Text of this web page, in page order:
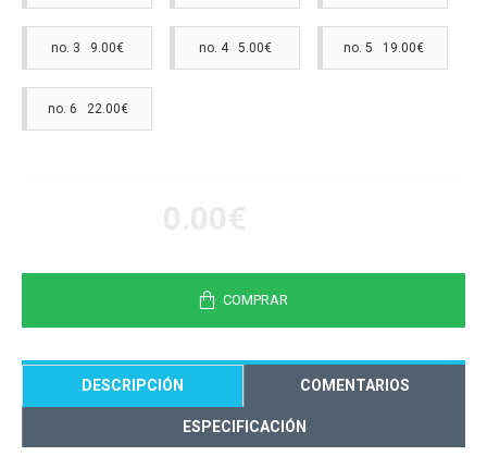
no. 3 9.00€ no. 4 5.00€ no. 5 19.00€
no. 6 22.00€
COMPRAR
DESCRIPCIÓN COMENTARIOS
ESPECIFICACIÓN